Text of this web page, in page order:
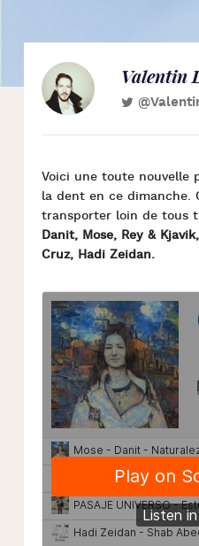
Valentin
Voici une toute nouvelle
la dent en ce dimanche.
transporter loin de tous
Danit, Mose, Rey &
Cruz, Hadi Zeidan.